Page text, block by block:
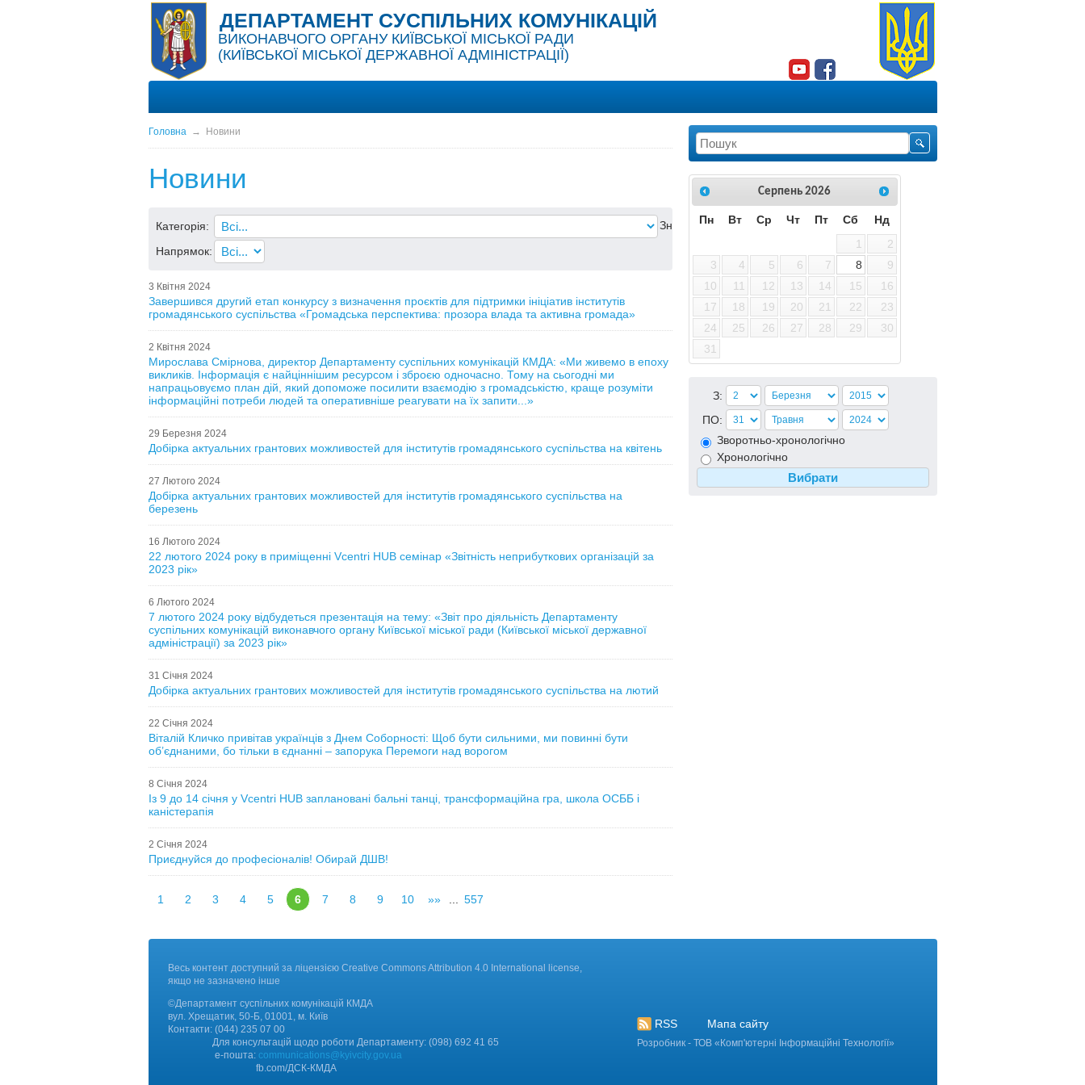
ДЕПАРТАМЕНТ СУСПІЛЬНИХ КОМУНІКАЦІЙ
ВИКОНАВЧОГО ОРГАНУ КИЇВСЬКОЇ МІСЬКОЇ РАДИ
(КИЇВСЬКОЇ МІСЬКОЇ ДЕРЖАВНОЇ АДМІНІСТРАЦІЇ)
Головна→ Новини
Новини
Категорія: Знайдено:
5564
Напрямок:
3 Квітня 2024
Завершився другий етап конкурсу з визначення проєктів для підтримки ініціатив інститутів
громадянського суспільства «Громадська перспектива: прозора влада та активна громада»
2 Квітня 2024
Мирослава Смірнова, директор Департаменту суспільних комунікацій КМДА: «Ми живемо в епоху
викликів. Інформація є найціннішим ресурсом і зброєю одночасно. Тому на сьогодні ми
напрацьовуємо план дій, який допоможе посилити взаємодію з громадськістю, краще розуміти
інформаційні потреби людей та оперативніше реагувати на їх запити...»
29 Березня 2024
Добірка актуальних грантових можливостей для інститутів громадянського суспільства на квітень
27 Лютого 2024
Добірка актуальних грантових можливостей для інститутів громадянського суспільства на
березень
16 Лютого 2024
22 лютого 2024 року в приміщенні Vcentri HUB семінар «Звітність неприбуткових організацій за
2023 рік»
6 Лютого 2024
7 лютого 2024 року відбудеться презентація на тему: «Звіт про діяльність Департаменту
суспільних комунікацій виконавчого органу Київської міської ради (Київської міської державної
адміністрації) за 2023 рік»
31 Січня 2024
Добірка актуальних грантових можливостей для інститутів громадянського суспільства на лютий
22 Січня 2024
Віталій Кличко привітав українців з Днем Соборності: Щоб бути сильними, ми повинні бути
об’єднаними, бо тільки в єднанні – запорука Перемоги над ворогом
8 Січня 2024
Із 9 до 14 січня у Vcentri HUB заплановані бальні танці, трансформаційна гра, школа ОСББ і
каністерапія
2 Січня 2024
Приєднуйся до професіоналів! Обирай ДШВ!
1 2 3 4 5 6 7 8 9 10 »» 557
Серпень 2026
Пн Вт Ср Чт Пт Сб
Нд
1
2
3
4 5 6 7 8
9
10
11 12 13 14 15
16
17
18 19 20 21 22
23
24
25 26 27 28 29
30
31
З:
ПО:
Зворотньо-хронологiчно
Хронологiчно
Весь контент доступний за ліцензією Creative Commons Attribution 4.0 International license,
якщо не зазначено інше
©Департамент суспільних комунікацій КМДА
вул. Хрещатик, 50-Б, 01001, м. Київ
Контакти: (044) 235 07 00
Для консультацій щодо роботи Департаменту: (098) 692 41 65
е-пошта: communications@kyivcity.gov.ua
fb.com/ДCК-КМДА
RSS Мапа сайту
Розробник - ТОВ « Комп'ютерні Інформаційні Технології»